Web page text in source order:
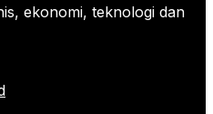
ekonomi, teknologi dan